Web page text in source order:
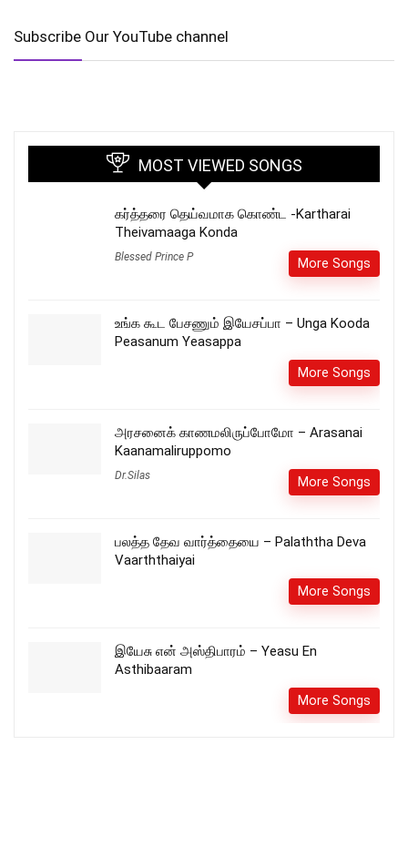
Subscribe Our YouTube channel
MOST VIEWED SONGS
கர்த்தரை தெய்வமாக கொண்ட -Kartharai
Theivamaaga Konda
Blessed Prince P More Songs
உங்க கூட பேசணும் இயேசப்பா – Unga Kooda
Peasanum Yeasappa
More Songs
அரசனைக் காணமலிருப்போமோ – Arasanai
Kaanamaliruppomo
Dr.Silas More Songs
பலத்த தேவ வார்த்தையை – Palaththa Deva
Vaarththaiyai
More Songs
இயேசு என் அஸ்திபாரம் – Yeasu En
Asthibaaram
More Songs